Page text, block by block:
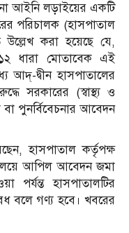
আইনি লড়াইয়ের একটি
পরিচালক (হাসপাতাল
উল্লেখ করা হয়েছে যে,
১২ ধারা মোতাবেক এই
আদ্-দ্বীন হাসপাতালের
সরকারের (স্বাস্থ্য ও
বা পুনর্বিবেচনার আবেদন
হাসপাতাল কর্তৃপক্ষ
আপিল আবেদন জমা
পর্যন্ত হাসপাতালটির
বলে গণ্য হবে। খবরের